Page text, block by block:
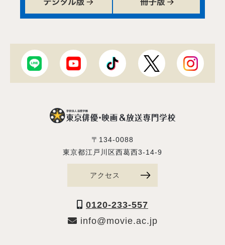
〒134-0088
東京都江戸川区西葛西3-14-9
アクセス
0120-233-557
info@movie.ac.jp